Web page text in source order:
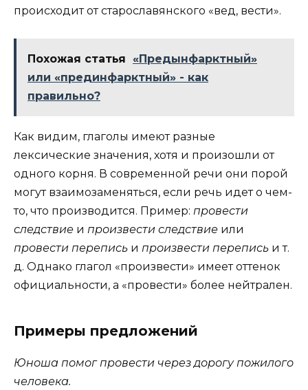
происходит от старославянского «ведѫ, вести».
Похожая статья
«Предынфарктный»
или «прединфарктный» - как
правильно?
Как видим, глаголы имеют разные
лексические значения, хотя и произошли от
одного корня. В современной речи они порой
могут взаимозаменяться, если речь идет о чем-
то, что производится. Пример: провести
следствие и произвести следствие или
провести перепись и произвести перепись и т.
д. Однако глагол «произвести» имеет оттенок
официальности, а «провести» более нейтрален.
Примеры предложений
Юноша помог провести через дорогу пожилого
человека.